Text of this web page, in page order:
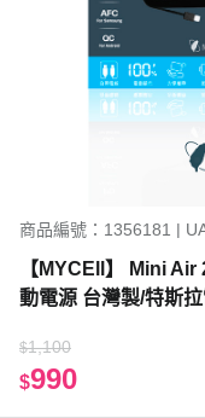
商品編號：1356181 |
【MYCEll】 Mini
動電源 台灣製/特斯
$1,100
$990